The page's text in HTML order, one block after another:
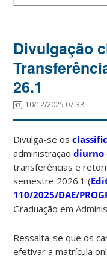
Divulgação
26.1
10/12/2025 07:38
Divulga-se os
administraçãodiurno
transferências e
semestre 2026.1 (
110/2025/DAE/
Graduação em
Ressalta-se que os
efetivar a matrícula